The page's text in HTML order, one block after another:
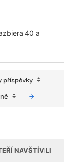
40 a
příspěvky
NAVŠTÍVILI